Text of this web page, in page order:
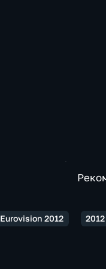
Eurovision 2012 2012